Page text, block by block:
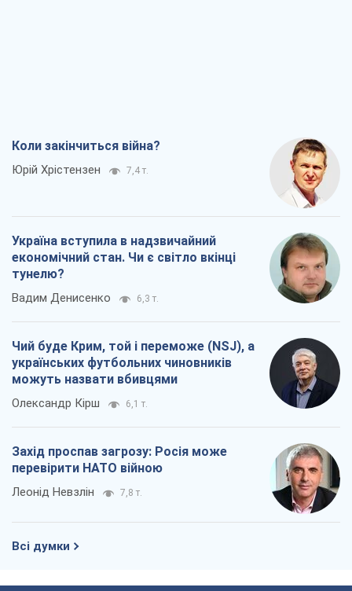
Коли закінчиться війна?
Юрій Хрістензен 7,4 т.
Україна вступила в надзвичайний
економічний стан. Чи є світло вкінці
тунелю?
Вадим Денисенко 6,3 т.
Чий буде Крим, той і переможе (NSJ), а
українських футбольних чиновників
можуть назвати вбивцями
Олександр Кірш 6,1 т.
Захід проспав загрозу: Росія може
перевірити НАТО війною
Леонід Невзлін 7,8 т.
Всі думки